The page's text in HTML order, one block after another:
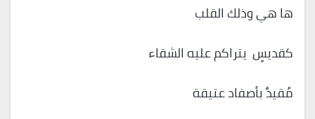
ها هي وذلك القلب
كقديسٍ يتراكم عليه الشقاء
مُقيدٌ بأصفاد عتيقة